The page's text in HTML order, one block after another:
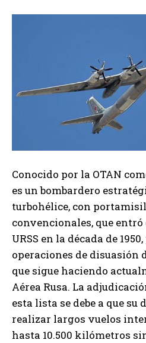
Conocido por la OTAN
es un bombardero
turbohélice, con
convencionales, que
URSS en la década de
operaciones de disuasión
que sigue haciendo
Aérea Rusa. La
esta lista se debe a que su
realizar largos vuelos
hasta 10.500 kilómetros